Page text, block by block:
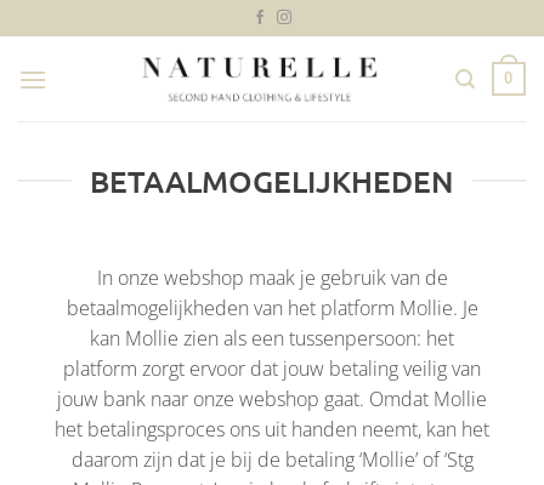
naar
inhoud
0
BETAALMOGELIJKHEDEN
In onze webshop maak je gebruik van de
betaalmogelijkheden van het platform Mollie. Je
kan Mollie zien als een tussenpersoon: het
platform zorgt ervoor dat jouw betaling veilig van
jouw bank naar onze webshop gaat. Omdat Mollie
het betalingsproces ons uit handen neemt, kan het
daarom zijn dat je bij de betaling ‘Mollie’ of ‘Stg